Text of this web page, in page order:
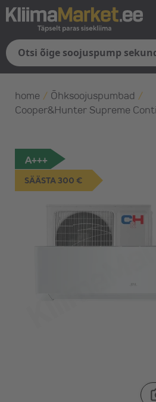
home / Õhksoojuspumbad /
Cooper&Hunter Supreme
A+++
SÄÄSTA 300 €